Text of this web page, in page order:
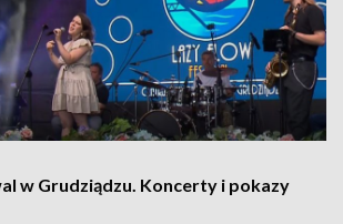
w Grudziądzu. Koncerty i pokazy